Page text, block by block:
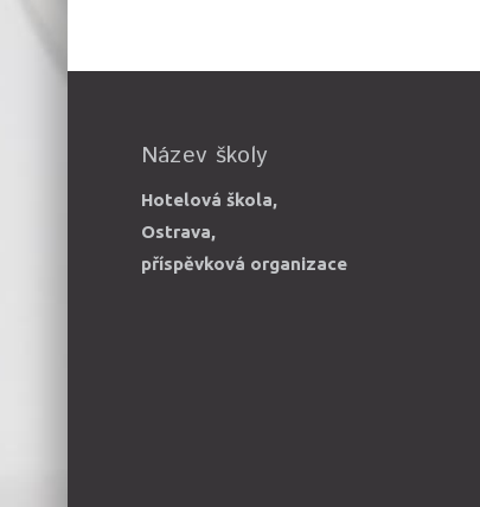
Název školy
Hotelová škola,
Ostrava,
příspěvková organizace